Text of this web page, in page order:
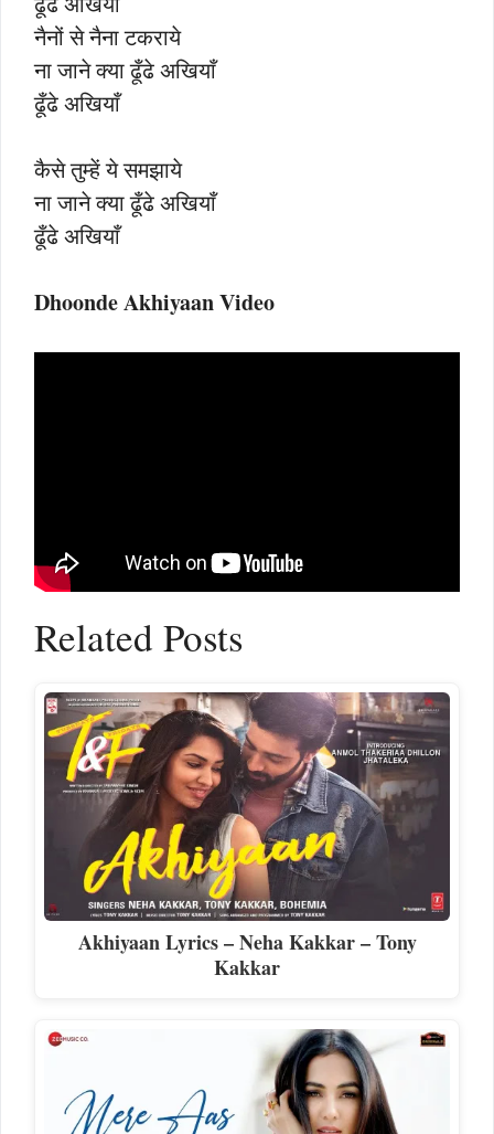
नैनों से नैना टकराये
ना जाने क्या ढूँढे अखियाँ
ढूँढे अखियाँ
कैसे तुम्हें ये समझाये
ना जाने क्या ढूँढे अखियाँ
ढूँढे अखियाँ
Dhoonde Akhiyaan Video
Related Posts
Akhiyaan Lyrics – Neha Kakkar – Tony
Kakkar